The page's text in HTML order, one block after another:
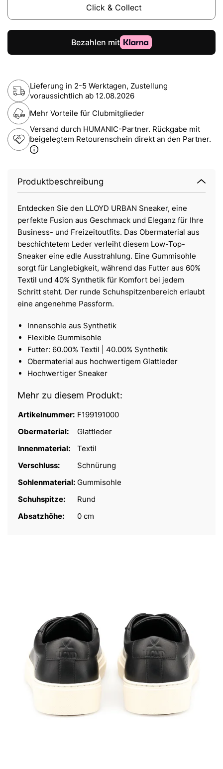
Click & Collect
Lieferung in 2-5 Werktagen, Zustellung
voraussichtlich ab 12.08.2026
Mehr Vorteile für Clubmitglieder
Versand durch HUMANIC-Partner. Rückgabe mit
beigelegtem Retourenschein direkt an den Partner.
Produktbeschreibung
Entdecken Sie den LLOYD URBAN Sneaker, eine
perfekte Fusion aus Geschmack und Eleganz für Ihre
Business- und Freizeitoutfits. Das Obermaterial aus
beschichtetem Leder verleiht diesem Low-Top-
Sneaker eine edle Ausstrahlung. Eine Gummisohle
sorgt für Langlebigkeit, während das Futter aus 60%
Textil und 40% Synthetik für Komfort bei jedem
Schritt steht. Der runde Schuhspitzenbereich erlaubt
eine angenehme Passform.
Innensohle aus Synthetik
Flexible Gummisohle
Futter: 60.00% Textil | 40.00% Synthetik
Obermaterial aus hochwertigem Glattleder
Hochwertiger Sneaker
Mehr zu diesem Produkt:
Artikelnummer: F199191000
Obermaterial:
Glattleder
Innenmaterial:
Textil
Verschluss:
Schnürung
Sohlenmaterial: Gummisohle
Schuhspitze:
Rund
Absatzhöhe:
0 cm